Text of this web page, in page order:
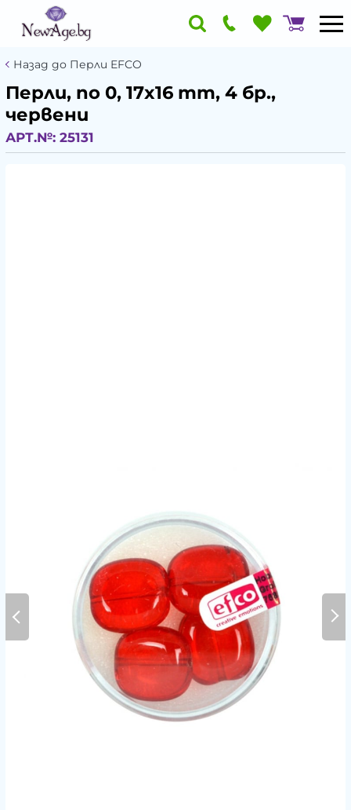
Назад до Перли EFCO
Перли, no 0, 17x16 mm, 4 бр.,
червени
АРТ.№: 25131